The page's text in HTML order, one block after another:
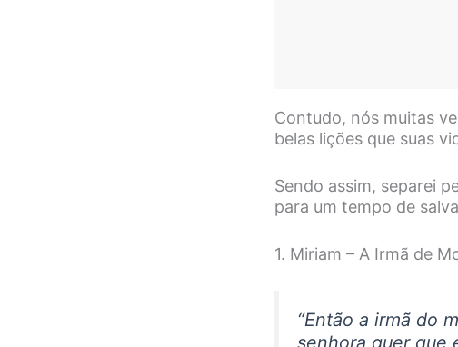
Contudo, nós muitas
belas lições que suas
Sendo assim, separei
para um tempo de
1. Miriam – A Irmã de
“Então a irmã do